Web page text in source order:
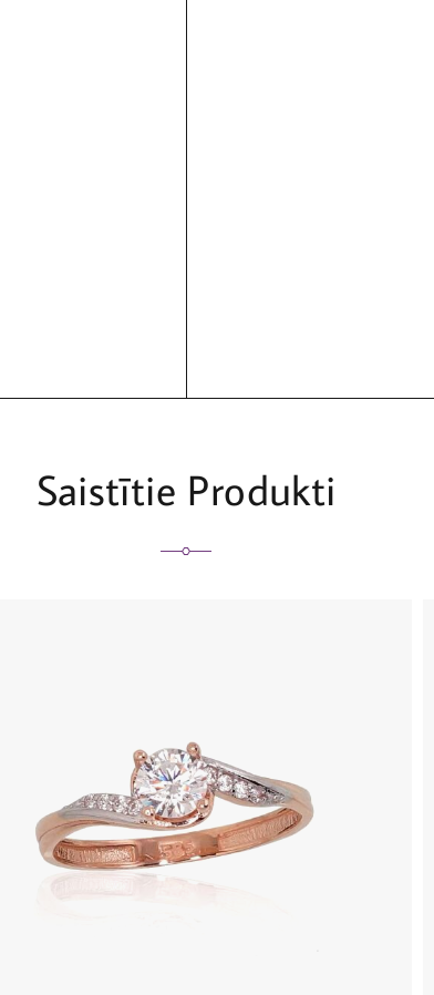
Saistītie Produkti